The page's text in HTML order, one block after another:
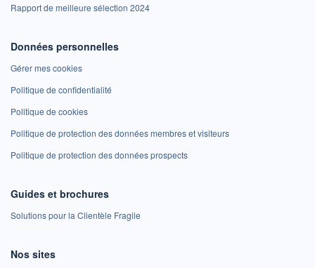
Rapport de meilleure sélection 2024
Données personnelles
Gérer mes cookies
Politique de confidentialité
Politique de cookies
Politique de protection des données membres et visiteurs
Politique de protection des données prospects
Guides et brochures
Solutions pour la Clientèle Fragile
Nos sites